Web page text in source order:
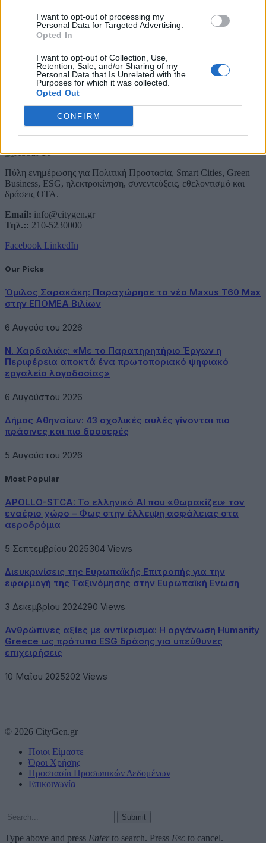
I want to opt-out of processing my
Personal Data for Targeted Advertising.
Opted In
I want to opt-out of Collection, Use,
Retention, Sale, and/or Sharing of my
Personal Data that Is Unrelated with the
Purposes for which it was collected.
Opted Out
CONFIRM
Λάβετε όλα τα τελευταία νέα από τον χώρο της Πολιτικής
Προστασίας, του ESG, του Green Business και των ΟΤΑ
Συμφωνώ με την Πολιτική Δεδομένων
About Us
Πύλη ενημέρωσης για Πολιτική Προστασία, Smart Cities, Green
Business, ESG, ηλεκτροκίνηση, συνεντεύξεις, εθελοντισμό και
δράσεις ΟΤΑ.
Email: info@citygen.gr
Τηλ.:: 210-5230000
Facebook LinkedIn
Our Picks
Όμιλος Σαρακάκη: Παραχώρησε το νέο Maxus T60 Max
στην ΕΠΟΜΕΑ Βιλίων
6 Αυγούστου 2026
Ν. Χαρδαλιάς: «Με το Παρατηρητήριο Έργων η
Περιφέρεια αποκτά ένα πρωτοποριακό ψηφιακό
εργαλείο λογοδοσίας»
6 Αυγούστου 2026
Δήμος Αθηναίων: 43 σχολικές αυλές γίνονται πιο
πράσινες και πιο δροσερές
5 Αυγούστου 2026
Most Popular
APOLLO-STCA: Το ελληνικό AI που «θωρακίζει» τον
εναέριο χώρο – Φως στην έλλειψη ασφάλειας στα
αεροδρόμια
5 Σεπτεμβρίου 2025304 Views
Διευκρινίσεις της Ευρωπαϊκής Επιτροπής για την
εφαρμογή της Ταξινόμησης στην Ευρωπαϊκή Ενωση
3 Δεκεμβρίου 2024290 Views
Ανθρώπινες αξίες με αντίκρισμα: Η οργάνωση Humanity
Greece ως πρότυπο ESG δράσης για υπεύθυνες
επιχειρήσεις
10 Μαΐου 2025202 Views
© 2026 CityGen.gr
Ποιοι Είμαστε
Όροι Χρήσης
Προστασία Προσωπικών Δεδομένων
Επικοινωνία
Submit
Type above and press Enter to search. Press Esc to cancel.